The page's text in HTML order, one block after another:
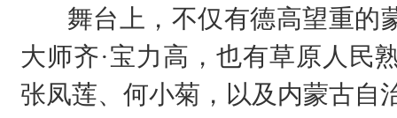
舞台上，不仅有德高望重的
大师齐·宝力高，也有草原人民
张凤莲、何小菊，以及内蒙古自